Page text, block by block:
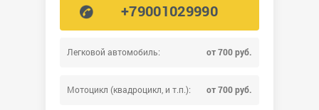
Легковой автомобиль: от 700 руб.
Мотоцикл (квадроцикл, и т.п.): от 700 руб.
+79001029990